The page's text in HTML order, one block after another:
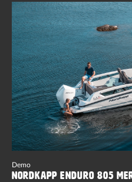
Demo
Nordkapp Enduro 805